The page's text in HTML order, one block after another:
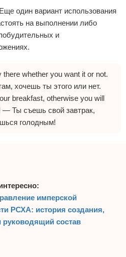
один вариант использования
на выполнении либо
и
there whether you want it or not.
хочешь ты этого или нет.
breakfast, otherwise you will
— Ты съешь свой завтрак,
голодным!
имперской
РСХА: история создания,
руководящий состав